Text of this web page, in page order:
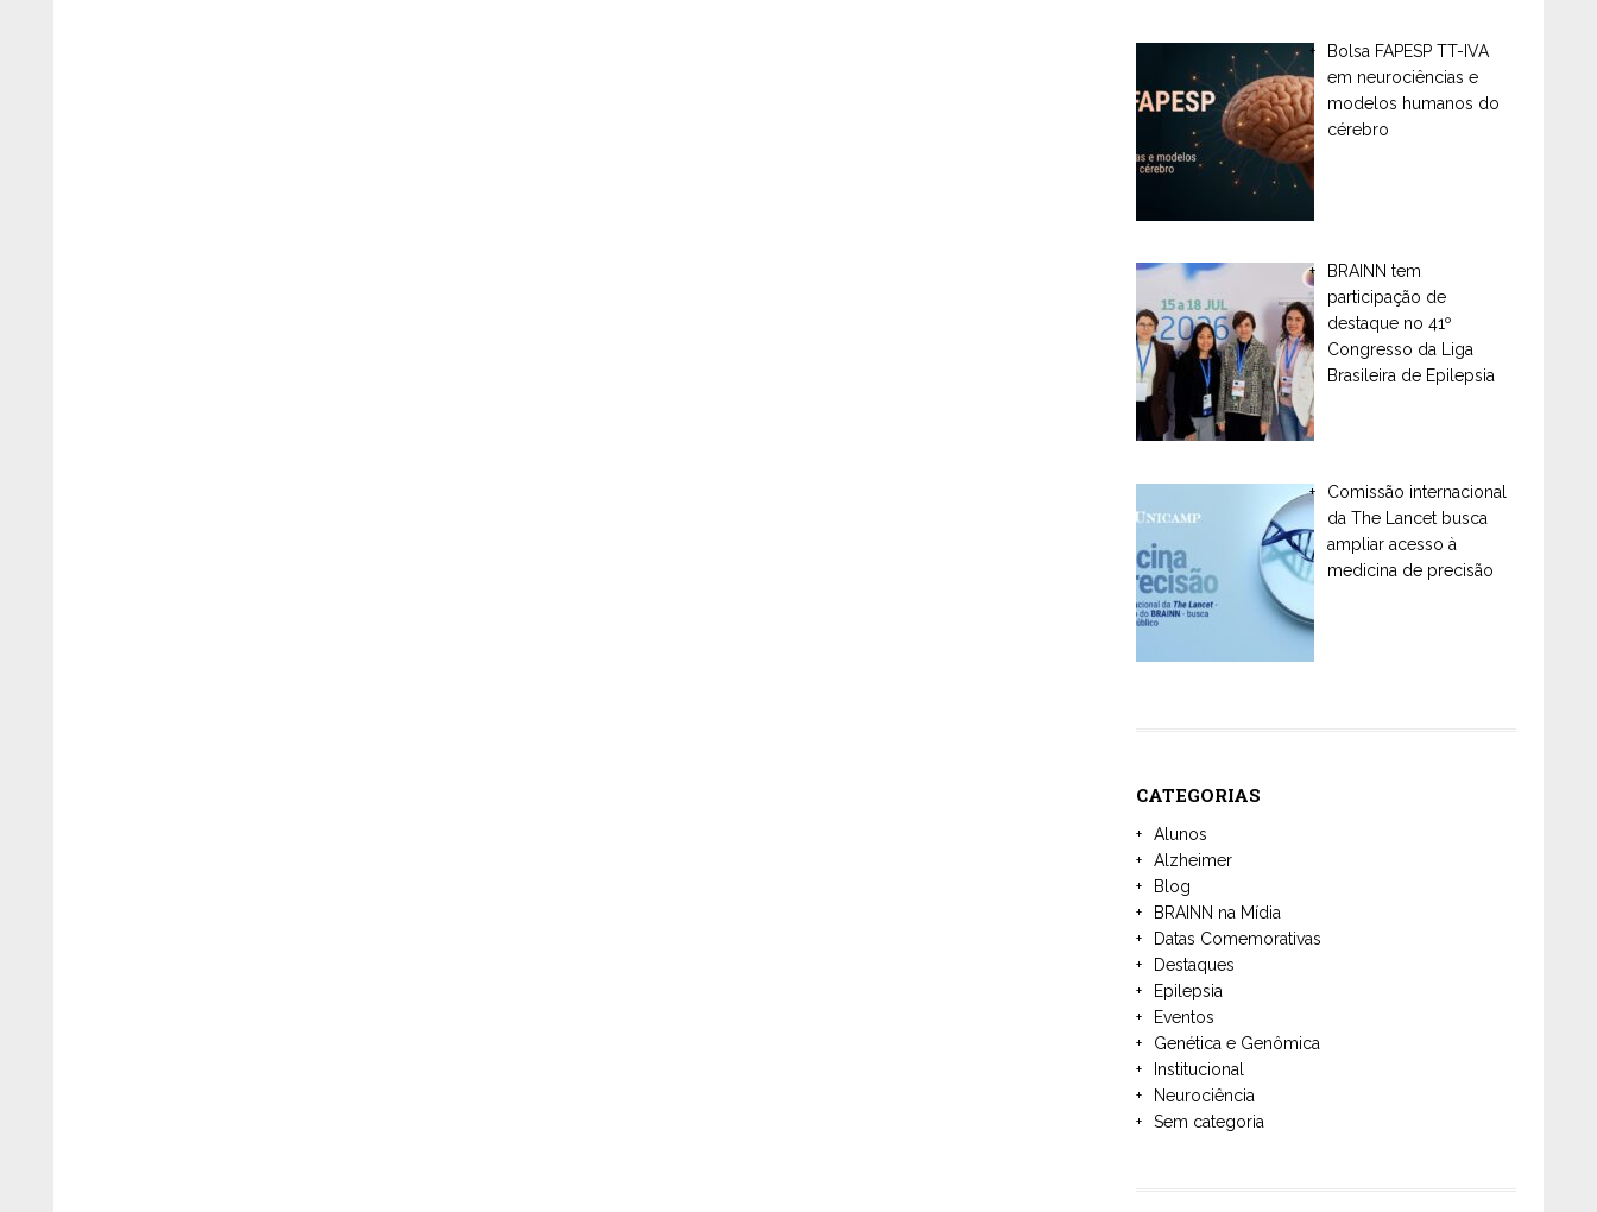
Bolsa FAPESP TT-IVA
em neurociências e
modelos humanos do
cérebro
BRAINN tem
participação de
destaque no 41º
Congresso da Liga
Brasileira de Epilepsia
Comissão internacional
da The Lancet busca
ampliar acesso à
medicina de precisão
CATEGORIAS
Alunos
Alzheimer
Blog
BRAINN na Mídia
Datas Comemorativas
Destaques
Epilepsia
Eventos
Genética e Genômica
Institucional
Neurociência
Sem categoria